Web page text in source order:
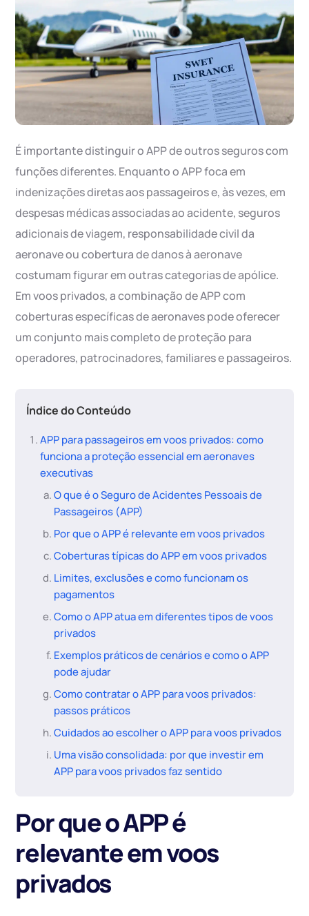
É importante distinguir o APP de outros seguros com
funções diferentes. Enquanto o APP foca em
indenizações diretas aos passageiros e, às vezes, em
despesas médicas associadas ao acidente, seguros
adicionais de viagem, responsabilidade civil da
aeronave ou cobertura de danos à aeronave
costumam figurar em outras categorias de apólice.
Em voos privados, a combinação de APP com
coberturas específicas de aeronaves pode oferecer
um conjunto mais completo de proteção para
operadores, patrocinadores, familiares e passageiros.
Índice do Conteúdo
APP para passageiros em voos privados: como
funciona a proteção essencial em aeronaves
executivas
O que é o Seguro de Acidentes Pessoais de
Passageiros (APP)
Por que o APP é relevante em voos privados
Coberturas típicas do APP em voos privados
Limites, exclusões e como funcionam os
pagamentos
Como o APP atua em diferentes tipos de voos
privados
Exemplos práticos de cenários e como o APP
pode ajudar
Como contratar o APP para voos privados:
passos práticos
Cuidados ao escolher o APP para voos privados
Uma visão consolidada: por que investir em
APP para voos privados faz sentido
Por que o APP é
relevante em voos
privados